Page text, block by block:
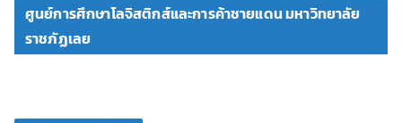
ศูนย์การศึกษาโลจิสติกส์และการค้าชายแดน มหาวิทยาลัย
ราชภัฏเลย